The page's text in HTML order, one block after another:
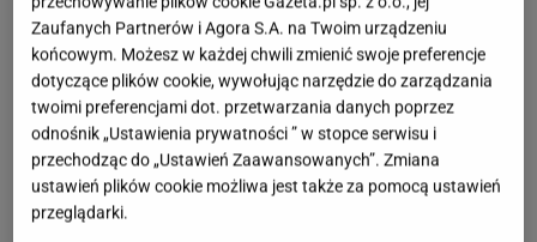
Spędzanie długiego czasu w jednej pozycji może
nieść za sobą przykre konsekwencje nie tylko dla
sylwetki - cierpią również plecy i nogi. Żeby uniknąć
niechcianych skutków pracy w domu, trzeba się
rozciągać.Dodajstretchingdo codziennego
rozkładu, niezależnie od trybu życia, jaki prowadzisz.
Zaufanych Partnerów i Agora S.A. na Twoim urządzeniu
końcowym. Możesz w każdej chwili zmienić swoje preferencje
dotyczące plików cookie, wywołując narzędzie do zarządzania
twoimi preferencjami dot. przetwarzania danych poprzez
odnośnik „Ustawienia prywatności ” w stopce serwisu i
przechodząc do „Ustawień Zaawansowanych”. Zmiana
ustawień plików cookie możliwa jest także za pomocą ustawień
przeglądarki.